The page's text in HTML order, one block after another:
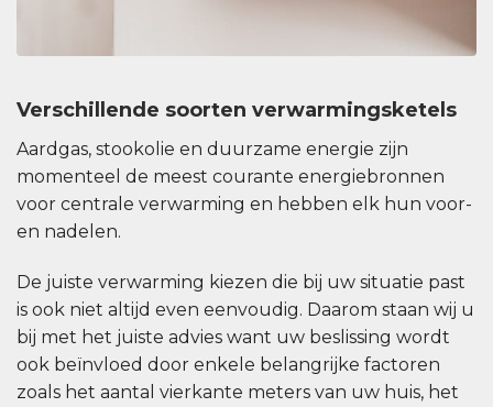
Verschillende soorten verwarmingsketels
Aardgas, stookolie en duurzame energie zijn
momenteel de meest courante energiebronnen
voor centrale verwarming en hebben elk hun voor-
en nadelen.
De juiste verwarming kiezen die bij uw situatie past
is ook niet altijd even eenvoudig. Daarom staan wij u
bij met het juiste advies want uw beslissing wordt
ook beïnvloed door enkele belangrijke factoren
zoals het aantal vierkante meters van uw huis, het